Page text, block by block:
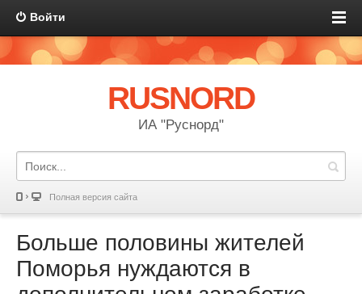
Войти
RUSNORD
ИА "Руснорд"
Полная версия сайта
Больше половины жителей
Поморья нуждаются в